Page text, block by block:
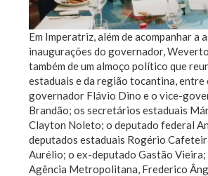
Em Imperatriz, além de acompanhar a
inaugurações do governador,
também de um almoço político que
estaduais e da região tocantina, entre
governador Flávio Dino e o vice-
Brandão; os secretários estaduais
Clayton Noleto; o deputado federal
deputados estaduais Rogério
Aurélio; o ex-deputado Gastão
Agência Metropolitana, Frederico